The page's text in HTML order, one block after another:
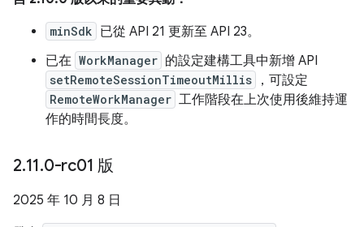
minSdk 已從 API 21 更新至 API 23。
已在 WorkManager 的設定建構工具中新增 API
setRemoteSessionTimeoutMillis ，可設定
RemoteWorkManager 工作階段在上次使用後維持運
作的時間長度。
2.11.0-rc01 版
2025 年 10 月 8 日